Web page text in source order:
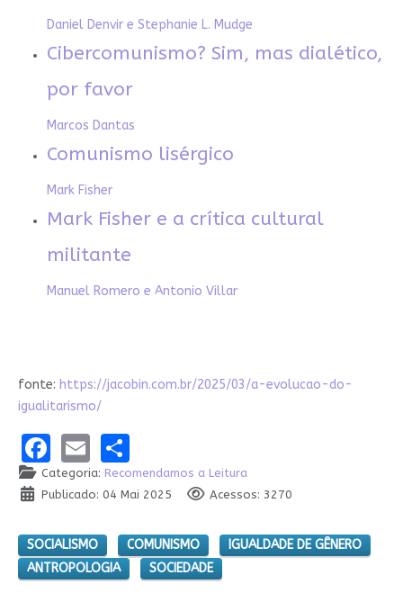
Daniel Denvir e Stephanie L. Mudge
Cibercomunismo? Sim, mas dialético,
por favor
Marcos Dantas
Comunismo lisérgico
Mark Fisher
Mark Fisher e a crítica cultural
militante
Manuel Romero e Antonio Villar
fonte: https://jacobin.com.br/2025/03/a-evolucao-do-
igualitarismo/
Facebook
EmailShare
Categoria: Recomendamos a Leitura
Publicado: 04 Mai 2025
Acessos: 3270
SOCIALISMO COMUNISMO
IGUALDADE DE GÊNERO
ANTROPOLOGIA
SOCIEDADE